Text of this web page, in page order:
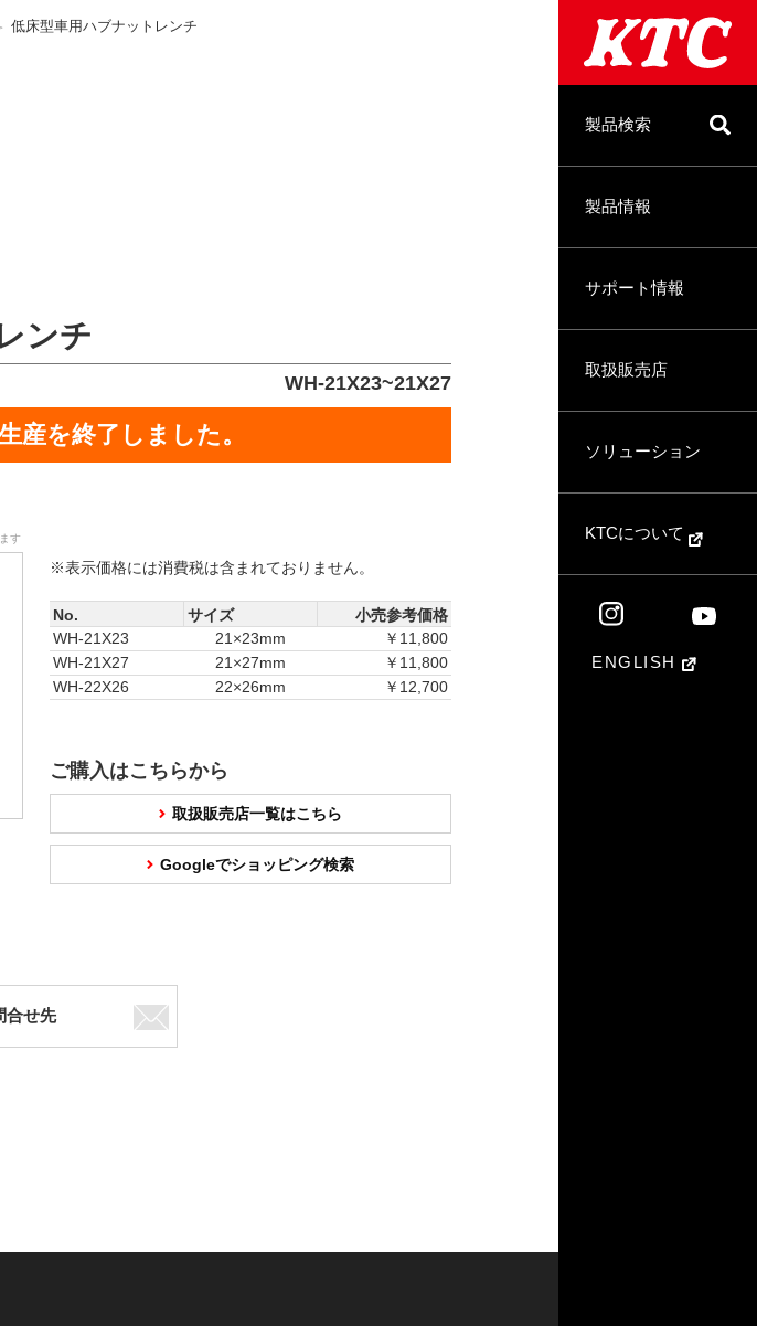
製品検索
製品情報
サポート情報
取扱販売店
ソリューション
KTCについて
ENGLISH
低床型車用ハブナットレンチ
ンチ
WH-21X23~21X27
産を終了しました。
す
※表示価格には消費税は含まれておりません。
No. サイズ
小売参考価格
WH-21X23
21×23mm
￥11,800
WH-21X27
21×27mm
￥11,800
WH-22X26
22×26mm ￥12,700
ご購入はこちらから
取扱販売店一覧はこちら
Googleでショッピング検索
合せ先